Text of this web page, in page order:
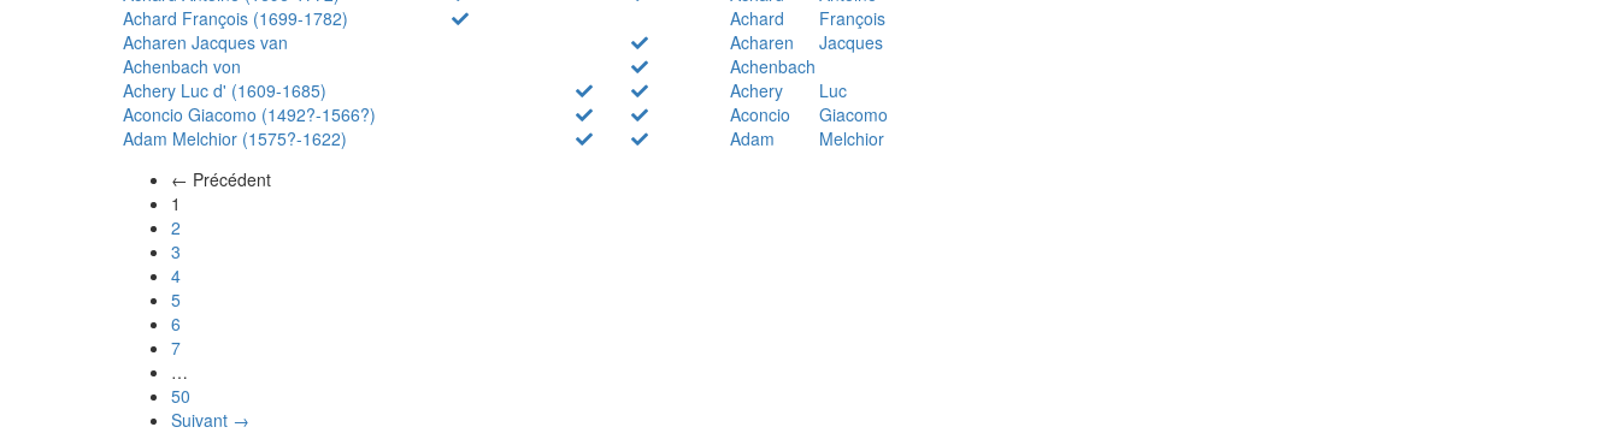
Achard François (1699-1782)
Achard
François
Acharen Jacques van
Acharen
Jacques
Achenbach von
Achenbach
Achery Luc d' (1609-1685)
Achery
Luc
Aconcio Giacomo (1492?-1566?)
Aconcio
Giacomo
Adam Melchior (1575?-1622)
Adam
Melchior
← Précédent
1
2
3
4
5
6
7
…
50
Suivant →